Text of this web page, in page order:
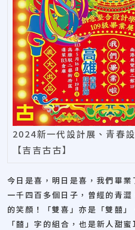
2024新一代設計展、青春
【吉吉古古】
今日是喜，明日是喜，我們畢業
一千四百多個日子，曾經的青
的笑顏！「雙喜」亦是「雙囍」
「囍」字的組合，也是新人甜